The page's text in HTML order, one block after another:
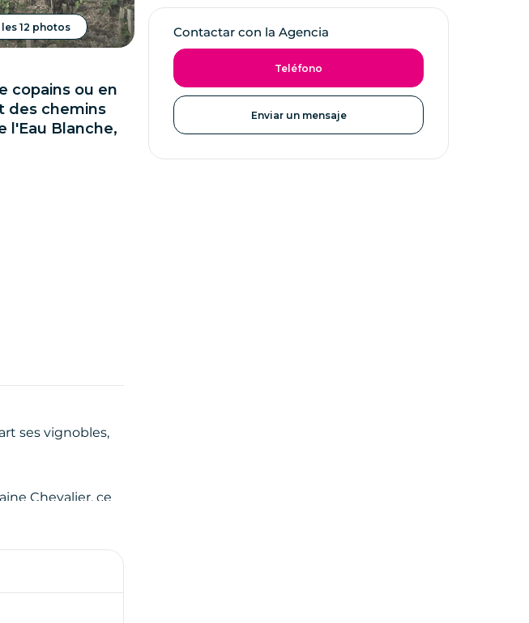
12 photos
copains ou en
des chemins
l'Eau Blanche,
Contactar con la Agencia
Teléfono
Enviar un mensaje
ses vignobles,
Chevalier, ce
des Graves".
pour vous!